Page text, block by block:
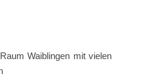
Waiblingen mit vielen